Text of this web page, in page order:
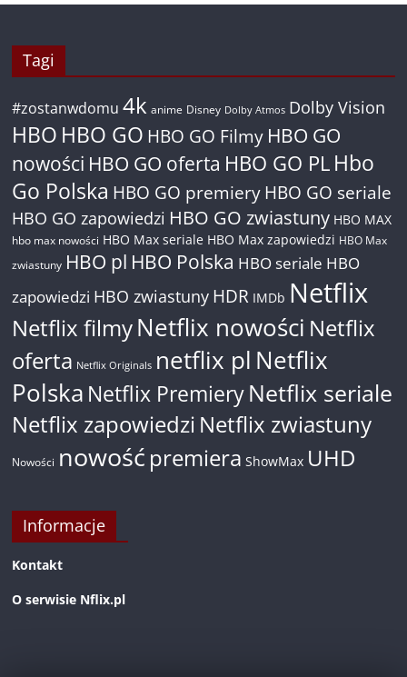
Tagi
#zostanwdomu 4k anime Disney Dolby Atmos Dolby Vision
HBO HBO GO HBO GO Filmy HBO GO
nowości HBO GO oferta HBO GO PL Hbo
Go Polska HBO GO premiery HBO GO seriale
HBO GO zapowiedzi HBO GO zwiastuny HBO MAX
hbo max nowości HBO Max seriale HBO Max zapowiedzi HBO Max
zwiastuny HBO pl HBO Polska HBO seriale HBO
zapowiedzi HBO zwiastuny HDR IMDb Netflix
Netflix filmyNetflix nowości Netflix
oferta Netflix Originals netflix pl Netflix
Polska Netflix PremieryNetflix seriale
Netflix zapowiedzi Netflix zwiastuny
Nowości nowość premiera ShowMax UHD
Informacje
Kontakt
O serwisie Nflix.pl